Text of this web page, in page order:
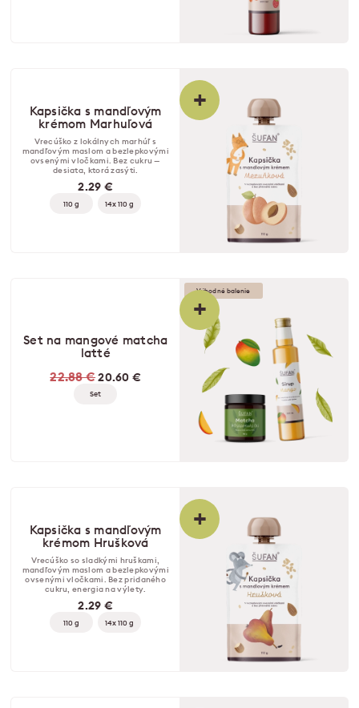
+
Kapsička s mandľovým
krémom Marhuľová
Vrecúško z lokálnych marhúľ s
mandľovým maslom a bezlepkovými
ovsenými vločkami. Bez cukru —
desiata, ktorá zasýti.
2.29 €
110 g 14x 110 g
+
Výhodné balenie
Set na mangové matcha
latté
22.88 €20.60 €
Set
+
Kapsička s mandľovým
krémom Hrušková
Vrecúško so sladkými hruškami,
mandľovým maslom a bezlepkovými
ovsenými vločkami. Bez pridaného
cukru, energia na výlety.
2.29 €
110 g 14x 110 g